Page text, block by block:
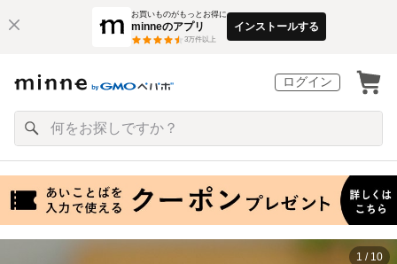
お買いものがもっとお得に
minneのアプリ
3万件以上
インストールする
ログイン
1 / 10